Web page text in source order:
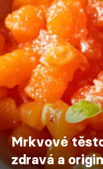
Mrkvové
zdravá a